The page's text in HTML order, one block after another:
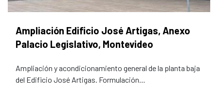
Ampliación Edificio José Artigas, Anexo
Palacio Legislativo, Montevideo
Ampliación y acondicionamiento general de la planta baja
del Edificio José Artigas. Formulación…